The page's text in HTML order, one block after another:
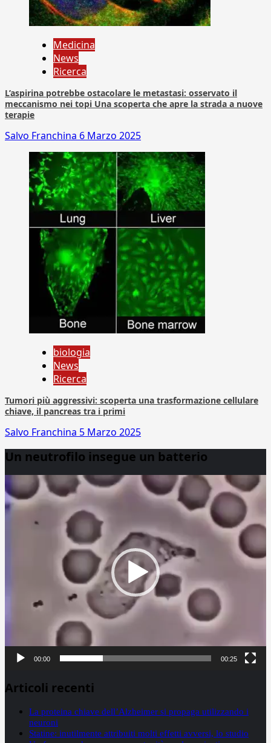
Medicina
News
Ricerca
L’aspirina potrebbe ostacolare le metastasi: osservato il
meccanismo nei topi Una scoperta che apre la strada a nuove
terapie
Salvo Franchina 6 Marzo 2025
biologia
News
Ricerca
Tumori più aggressivi: scoperta una trasformazione cellulare
chiave, il pancreas tra i primi
Salvo Franchina 5 Marzo 2025
Un neutrofilo insegue un batterio
Player
00:00 00:25
Articoli recenti
La proteina chiave dell’Alzheimer si propaga utilizzando i
neuroni
Statine: inutilmente attribuiti molti effetti avversi, lo studio